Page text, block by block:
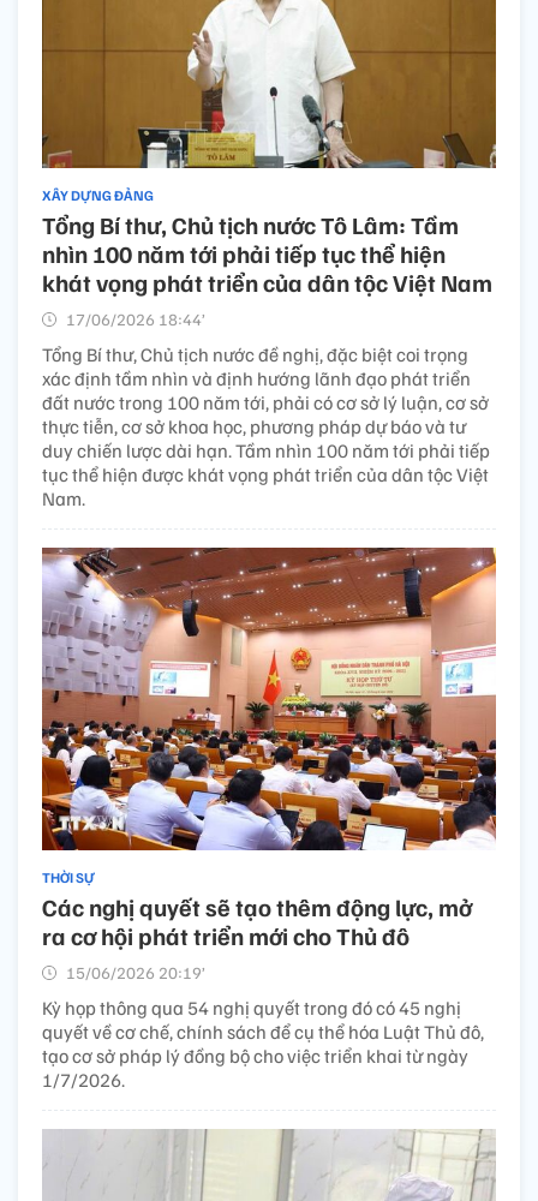
XÂY DỰNG ĐẢNG
Tổng Bí thư, Chủ tịch nước Tô Lâm: Tầm
nhìn 100 năm tới phải tiếp tục thể hiện
khát vọng phát triển của dân tộc Việt Nam
17/06/2026 18:44’
Tổng Bí thư, Chủ tịch nước đề nghị, đặc biệt coi trọng
xác định tầm nhìn và định hướng lãnh đạo phát triển
đất nước trong 100 năm tới, phải có cơ sở lý luận, cơ sở
thực tiễn, cơ sở khoa học, phương pháp dự báo và tư
duy chiến lược dài hạn. Tầm nhìn 100 năm tới phải tiếp
tục thể hiện được khát vọng phát triển của dân tộc Việt
Nam.
THỜI SỰ
Các nghị quyết sẽ tạo thêm động lực, mở
ra cơ hội phát triển mới cho Thủ đô
15/06/2026 20:19’
Kỳ họp thông qua 54 nghị quyết trong đó có 45 nghị
quyết về cơ chế, chính sách để cụ thể hóa Luật Thủ đô,
tạo cơ sở pháp lý đồng bộ cho việc triển khai từ ngày
1/7/2026.